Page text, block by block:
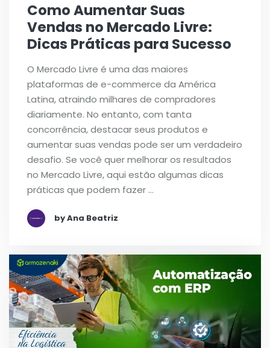
Como Aumentar Suas
Vendas no Mercado Livre:
Dicas Práticas para Sucesso
O Mercado Livre é uma das maiores
plataformas de e-commerce da América
Latina, atraindo milhares de compradores
diariamente. No entanto, com tanta
concorrência, destacar seus produtos e
aumentar suas vendas pode ser um verdadeiro
desafio. Se você quer melhorar os resultados
no Mercado Livre, aqui estão algumas dicas
práticas que podem fazer …
by Ana Beatriz